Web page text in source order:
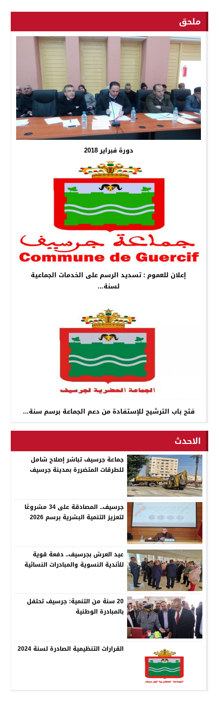
ملحق
دورة فبراير 2018
إعلان للعموم : تسديد الرسم على الخدمات الجماعية
لسنة...
فتح باب الترشيح للإستفادة من دعم الجماعة برسم سنة...
الاحدث
جماعة جرسيف تباشر إصلاح شامل
للطرقات المتضررة بمدينة جرسيف
جرسيف.. المصادقة على 34 مشروعًا
لتعزيز التنمية البشرية برسم 2026
عيد العرش بجرسيف.. دفعة قوية
للأندية النسوية والمبادرات النسائية
20 سنة من التنمية: جرسيف تحتفل
بالمبادرة الوطنية
القرارات التنظيمية الصادرة لسنة 2024